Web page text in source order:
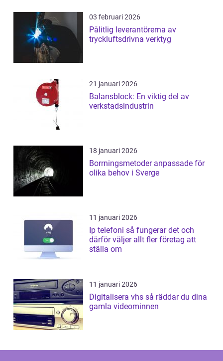
03 februari 2026
Pålitlig leverantörerna av
tryckluftsdrivna verktyg
21 januari 2026
Balansblock: En viktig del av
verkstadsindustrin
18 januari 2026
Borrningsmetoder anpassade för
olika behov i Sverge
11 januari 2026
Ip telefoni så fungerar det och
därför väljer allt fler företag att
ställa om
11 januari 2026
Digitalisera vhs så räddar du dina
gamla videominnen